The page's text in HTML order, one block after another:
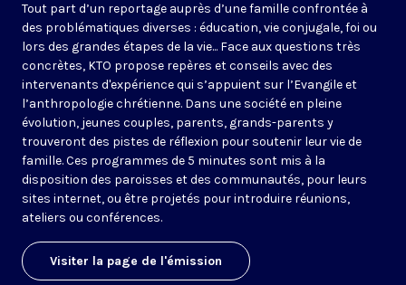
Tout part d’un reportage auprès d’une famille confrontée à
des problématiques diverses : éducation, vie conjugale, foi ou
lors des grandes étapes de la vie... Face aux questions très
concrètes, KTO propose repères et conseils avec des
intervenants d'expérience qui s’appuient sur l’Evangile et
l’anthropologie chrétienne. Dans une société en pleine
évolution, jeunes couples, parents, grands-parents y
trouveront des pistes de réflexion pour soutenir leur vie de
famille. Ces programmes de 5 minutes sont mis à la
disposition des paroisses et des communautés, pour leurs
sites internet, ou être projetés pour introduire réunions,
ateliers ou conférences.
Visiter la page de l'émission